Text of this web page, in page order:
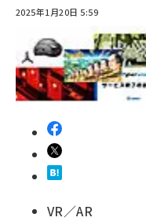
2025年1月20日 5:59
VR／AR